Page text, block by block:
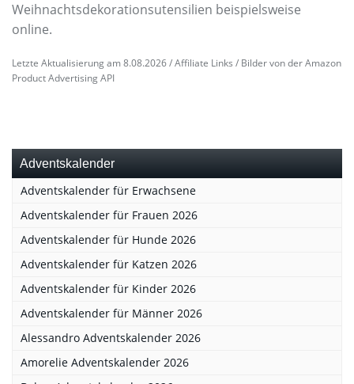
Weihnachtsdekorationsutensilien beispielsweise
online.
Letzte Aktualisierung am 8.08.2026 / Affiliate Links / Bilder von der Amazon
Product Advertising API
Adventskalender
Adventskalender für Erwachsene
Adventskalender für Frauen 2026
Adventskalender für Hunde 2026
Adventskalender für Katzen 2026
Adventskalender für Kinder 2026
Adventskalender für Männer 2026
Alessandro Adventskalender 2026
Amorelie Adventskalender 2026